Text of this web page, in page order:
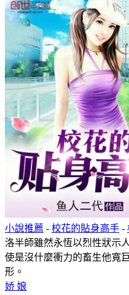
小說推薦 - 校花的貼身高手 -
洛半師雖然永恆以烈性狀示
使是沒什麼衝力的畜生他寬
形。
娇 娘